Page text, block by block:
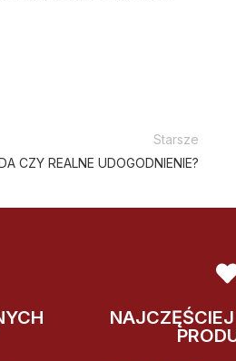
Starsze
CZY REALNE UDOGODNIENIE?